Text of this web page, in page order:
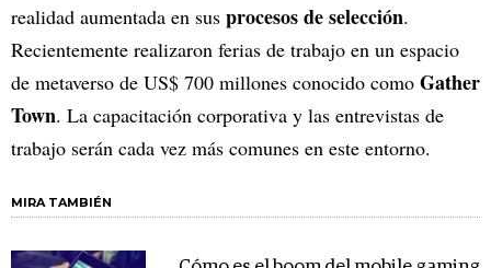
realidad aumentada en sus procesos de selección.
Recientemente realizaron ferias de trabajo en un espacio
de metaverso de US$ 700 millones conocido como Gather
Town. La capacitación corporativa y las entrevistas de
trabajo serán cada vez más comunes en este entorno.
MIRA TAMBIÉN